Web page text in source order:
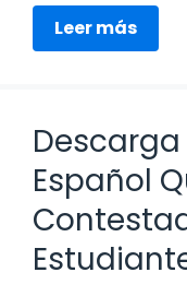
Leer más
Descarga
Español